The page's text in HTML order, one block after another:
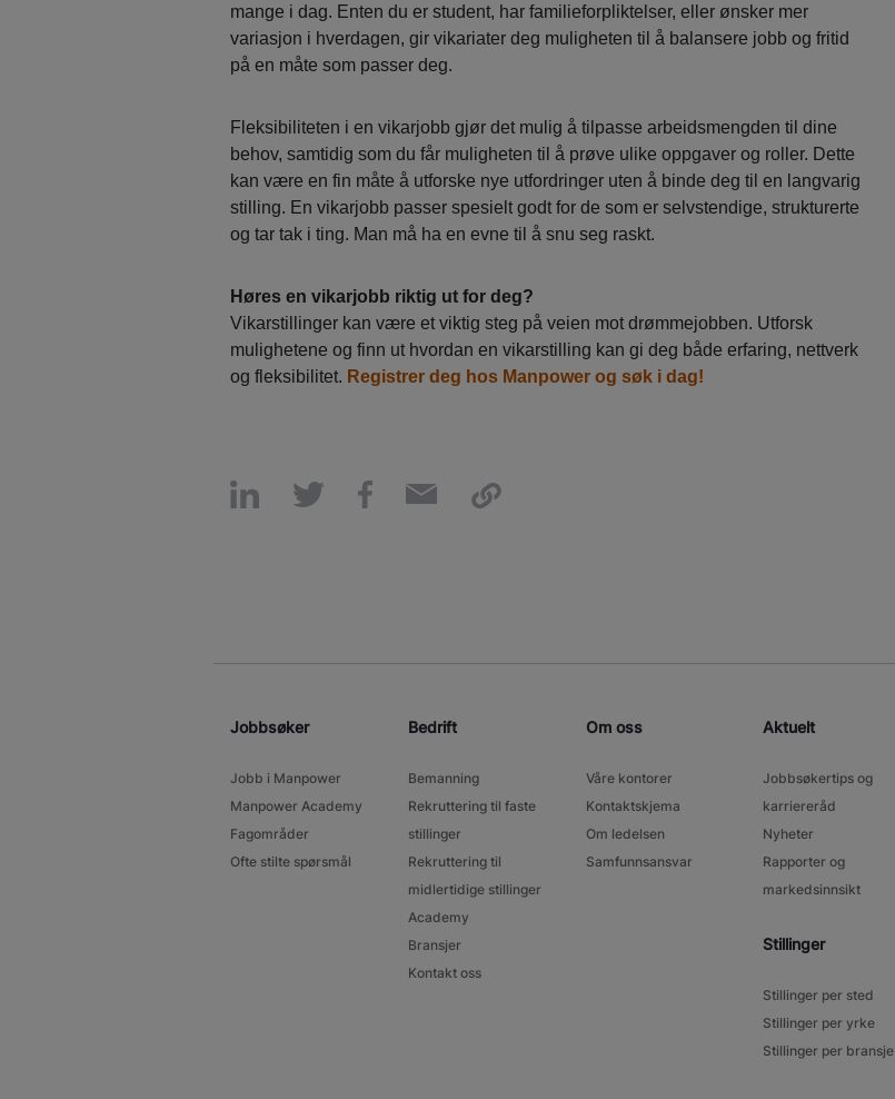
mange i dag. Enten du er student, har familieforpliktelser, eller ønsker mer
variasjon i hverdagen, gir vikariater deg muligheten til å balansere jobb og fritid
på en måte som passer deg.
Fleksibiliteten i en vikarjobb gjør det mulig å tilpasse arbeidsmengden til dine
behov, samtidig som du får muligheten til å prøve ulike oppgaver og roller. Dette
kan være en fin måte å utforske nye utfordringer uten å binde deg til en langvarig
stilling. En vikarjobb passer spesielt godt for de som er selvstendige, strukturerte
og tar tak i ting. Man må ha en evne til å snu seg raskt.
Høres en vikarjobb riktig ut for deg?
Vikarstillinger kan være et viktig steg på veien mot drømmejobben. Utforsk
mulighetene og finn ut hvordan en vikarstilling kan gi deg både erfaring, nettverk
og fleksibilitet. Registrer deg hos Manpower og søk i dag!
Jobbsøker
Jobb i Manpower
Manpower Academy
Fagområder
Ofte stilte spørsmål
Bedrift
Bemanning
Rekruttering til faste
stillinger
Rekruttering til
midlertidige stillinger
Academy
Bransjer
Kontakt oss
Om oss
Våre kontorer
Kontaktskjema
Om ledelsen
Samfunnsansvar
Aktuelt
Jobbsøkertips og
karriereråd
Nyheter
Rapporter og
markedsinnsikt
Stillinger
Stillinger per sted
Stillinger per yrke
Stillinger per bransje